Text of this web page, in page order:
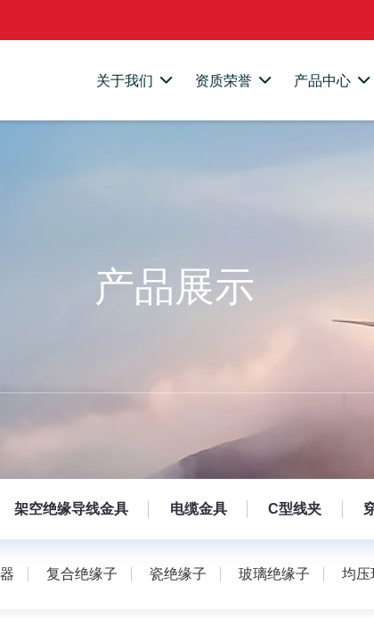
关于我们 资质荣誉 产品中心
产品展示
架空绝缘导线金具 电缆金具 C型线夹
复合绝缘子 瓷绝缘子 玻璃绝缘子 均压